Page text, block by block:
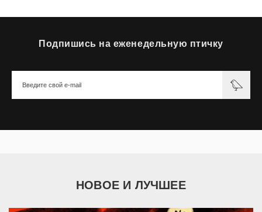
Подпишись на еженедельную птичку
НОВОЕ И ЛУЧШЕЕ